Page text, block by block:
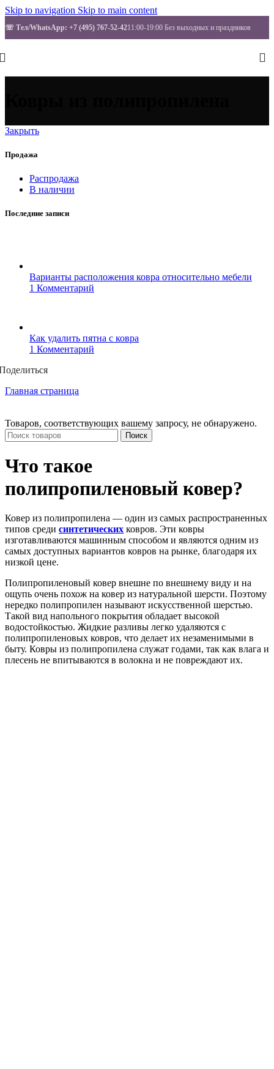
Skip to navigation Skip to main content
☏ Тел/WhatsApp: +7 (495) 767-52-4211:00-19:00 Без выходных и праздников
Закрыть
Продажа
Распродажа
В наличии
Последние записи
Варианты расположения ковра относительно мебели
1 Комментарий
Как удалить пятна с ковра
1 Комментарий
Главная страница
Товаров, соответствующих вашему запросу, не обнаружено.
Поиск
Что такое
полипропиленовый ковер?
Ковер из полипропилена — один из самых распространенных
типов среди синтетических ковров. Эти ковры
изготавливаются машинным способом и являются одним из
самых доступных вариантов ковров на рынке, благодаря их
низкой цене.
Полипропиленовый ковер внешне по внешнему виду и на
ощупь очень похож на ковер из натуральной шерсти. Поэтому
нередко полипропилен называют искусственной шерстью.
Такой вид напольного покрытия обладает высокой
водостойкостью. Жидкие разливы легко удаляются с
полипропиленовых ковров, что делает их незаменимыми в
быту. Ковры из полипропилена служат годами, так как влага и
плесень не впитываются в волокна и не повреждают их.